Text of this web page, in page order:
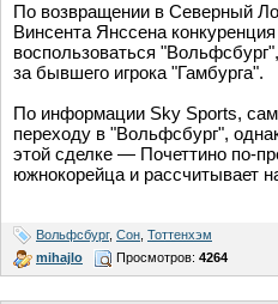
По возвращении в Северный
Винсента Янссена
воспользоваться
за бывшего игрока "Гамбурга".
По информации Sky Sports,
переходу в "Вольфсбург",
этой сделке — Почеттино по-
южнокорейца и рассчитывает
Вольфсбург, Сон Тоттенхэм
mihajlo
Просмотров: 4264